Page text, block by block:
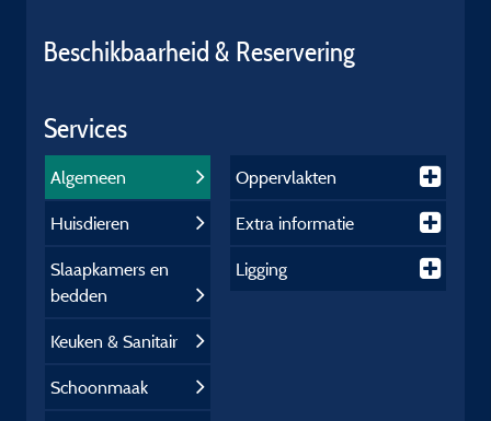
Beschikbaarheid & Reservering
Services
Algemeen
Huisdieren
Slaapkamers en
bedden
Keuken & Sanitair
Schoonmaak
Oppervlakten
Extra informatie
Ligging